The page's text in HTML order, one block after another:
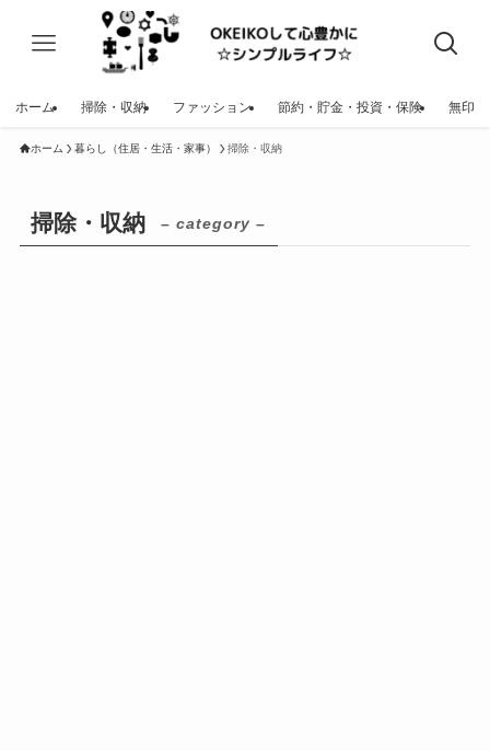
ホーム 掃除・収納 ファッション 節約・貯金・投資・保険 無印
ホーム 暮らし（住居・生活・家事） 掃除・収納
掃除・収納 – category –